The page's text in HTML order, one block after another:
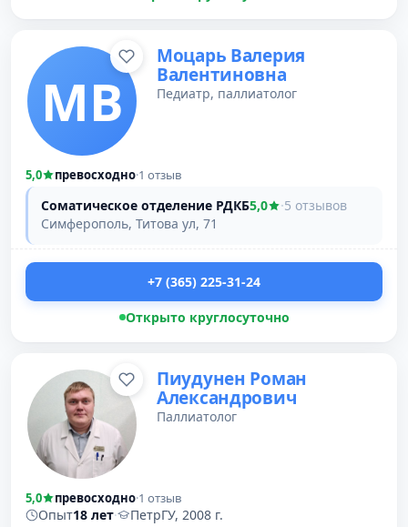
МВ
Моцарь Валерия
Валентиновна
Педиатр, паллиатолог
5,0 превосходно·1 отзыв
Соматическое отделение РДКБ5,0 ·5 отзывов
Симферополь, Титова ул, 71
+7 (365) 225-31-24
Открыто круглосуточно
Пиудунен Роман
Александрович
Паллиатолог
5,0 превосходно·1 отзыв
Опыт18 лет·
ПетрГУ, 2008 г.